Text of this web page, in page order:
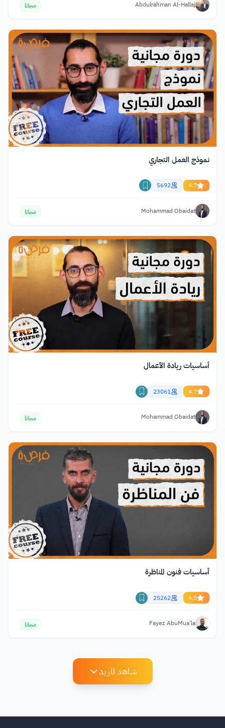
Abdulrahman Al-Hallaj مجانا
نموذج العمل التجاري
4.7
5692
Mohammad Obaidat مجانا
أساسيات ريادة الأعمال
4.7
23061
Mohammad Obaidat مجانا
أساسيات فنون المناظرة
4.5
25262
Fayez AbuMua'la مجانا
شاهد المزيد